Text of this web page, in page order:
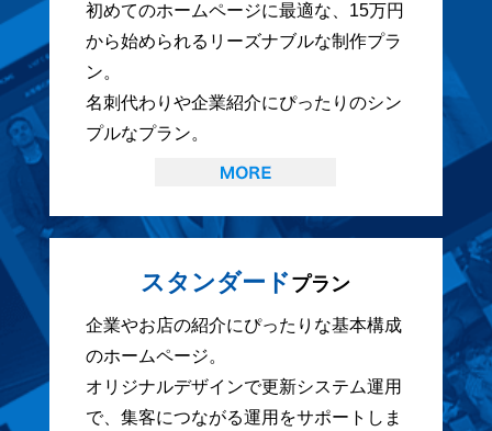
初めてのホームページに最適な、15万円
から始められるリーズナブルな制作プラ
ン。
名刺代わりや企業紹介にぴったりのシン
プルなプラン。
スタンダードプラン
企業やお店の紹介にぴったりな基本構成
のホームページ。
オリジナルデザインで更新システム運用
で、集客につながる運用をサポートしま